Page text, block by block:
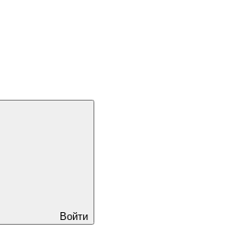
Войти